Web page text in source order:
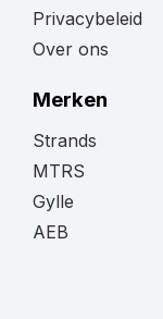
Privacybeleid
Over ons
Merken
Strands
MTRS
Gylle
AEB